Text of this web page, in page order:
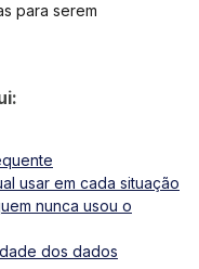
para serem
usar em cada situação
nunca usou o
dos dados